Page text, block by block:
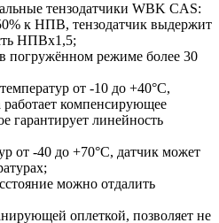
тензодатчики WBK CAS:
к НПВ, тензодатчик выдержит
НПВх1,5;
погружённом режиме более 30
от -10 до +40°C,
работает компенсирующее
гарантирует линейность
от -40 до +70°C, датчик может
можно отдалить
оплеткой, позволяет не